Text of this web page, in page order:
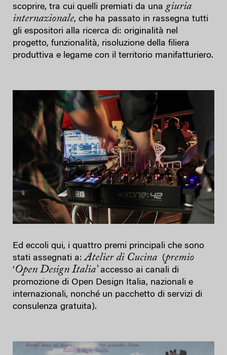
scoprire, tra cui quelli premiati da una giuria
internazionale, che ha passato in rassegna tutti
gli espositori alla ricerca di: originalità nel
progetto, funzionalità, risoluzione della filiera
produttiva e legame con il territorio manifatturiero.
Ed eccoli qui, i quattro premi principali che sono
stati assegnati a:Atelier di Cucina (premio
‘Open Design Italia’ accesso ai canali di
promozione di Open Design Italia, nazionali e
internazionali, nonché un pacchetto di servizi di
consulenza gratuita).